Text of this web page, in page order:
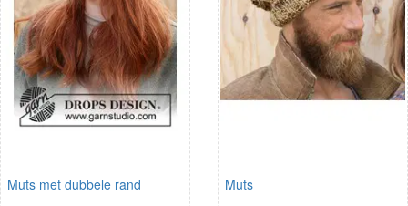
Muts met dubbele rand Muts